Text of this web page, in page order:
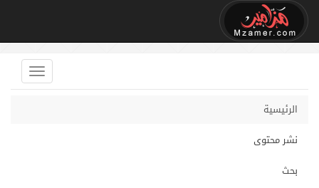
الرئيسية
نشر محتوى
بحث